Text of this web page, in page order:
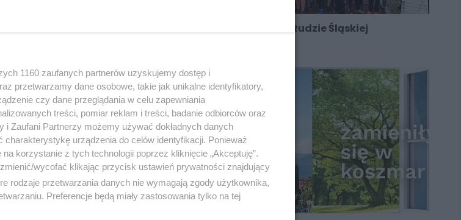
Biegowy czerwiec w Rudzie Śląskiej
1160 zaufanych partnerów uzyskujemy dostęp i
przetwarzamy dane osobowe, takie jak unikalne identyfikatory,
czy dane przeglądania w celu zapewniania
treści, pomiar reklam i treści, badanie odbiorców oraz
i Zaufani Partnerzy możemy używać dokładnych danych
urządzenia do celów identyfikacji. Ponieważ
korzystanie z tych technologii poprzez kliknięcie „Akceptuję”.
wycofać klikając przycisk ustawień prywatności znajdujący
rodzaje przetwarzania danych nie wymagają zgody użytkownika,
Preferencje będą miały zastosowania tylko na tej